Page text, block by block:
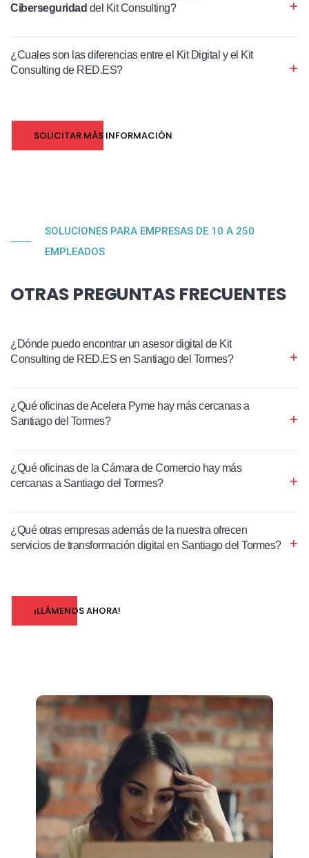
Ciberseguridad del Kit Consulting?
¿Cuales son las diferencias entre el Kit Digital y el Kit
Consulting de RED.ES?
SOLICITAR MÁS INFORMACIÓN
SOLUCIONES PARA EMPRESAS DE 10 A 250
EMPLEADOS
OTRAS PREGUNTAS FRECUENTES
¿Dónde puedo encontrar un asesor digital de Kit
Consulting de RED.ES en Santiago del Tormes?
¿Qué oficinas de Acelera Pyme hay más cercanas a
Santiago del Tormes?
¿Qué oficinas de la Cámara de Comercio hay más
cercanas a Santiago del Tormes?
¿Qué otras empresas además de la nuestra ofrecen
servicios de transformación digital en Santiago del Tormes?
¡LLÁMENOS AHORA!